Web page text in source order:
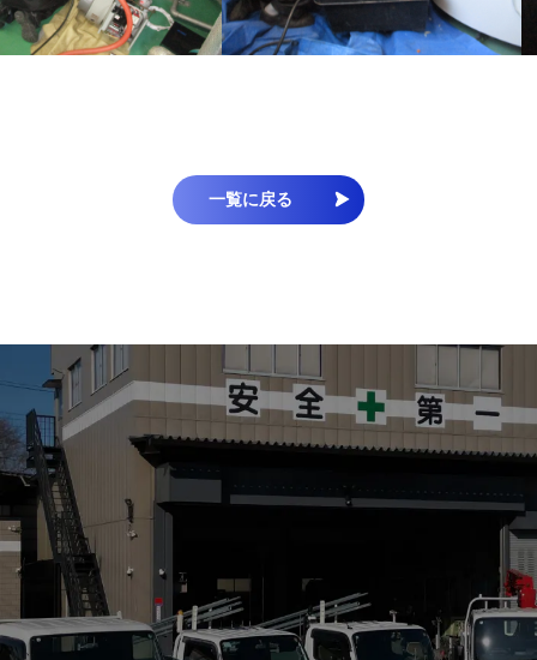
一覧に戻る
お電話・FAXでのお問合せ
048-563-1711
対応時間：10:00 ～ 17:00